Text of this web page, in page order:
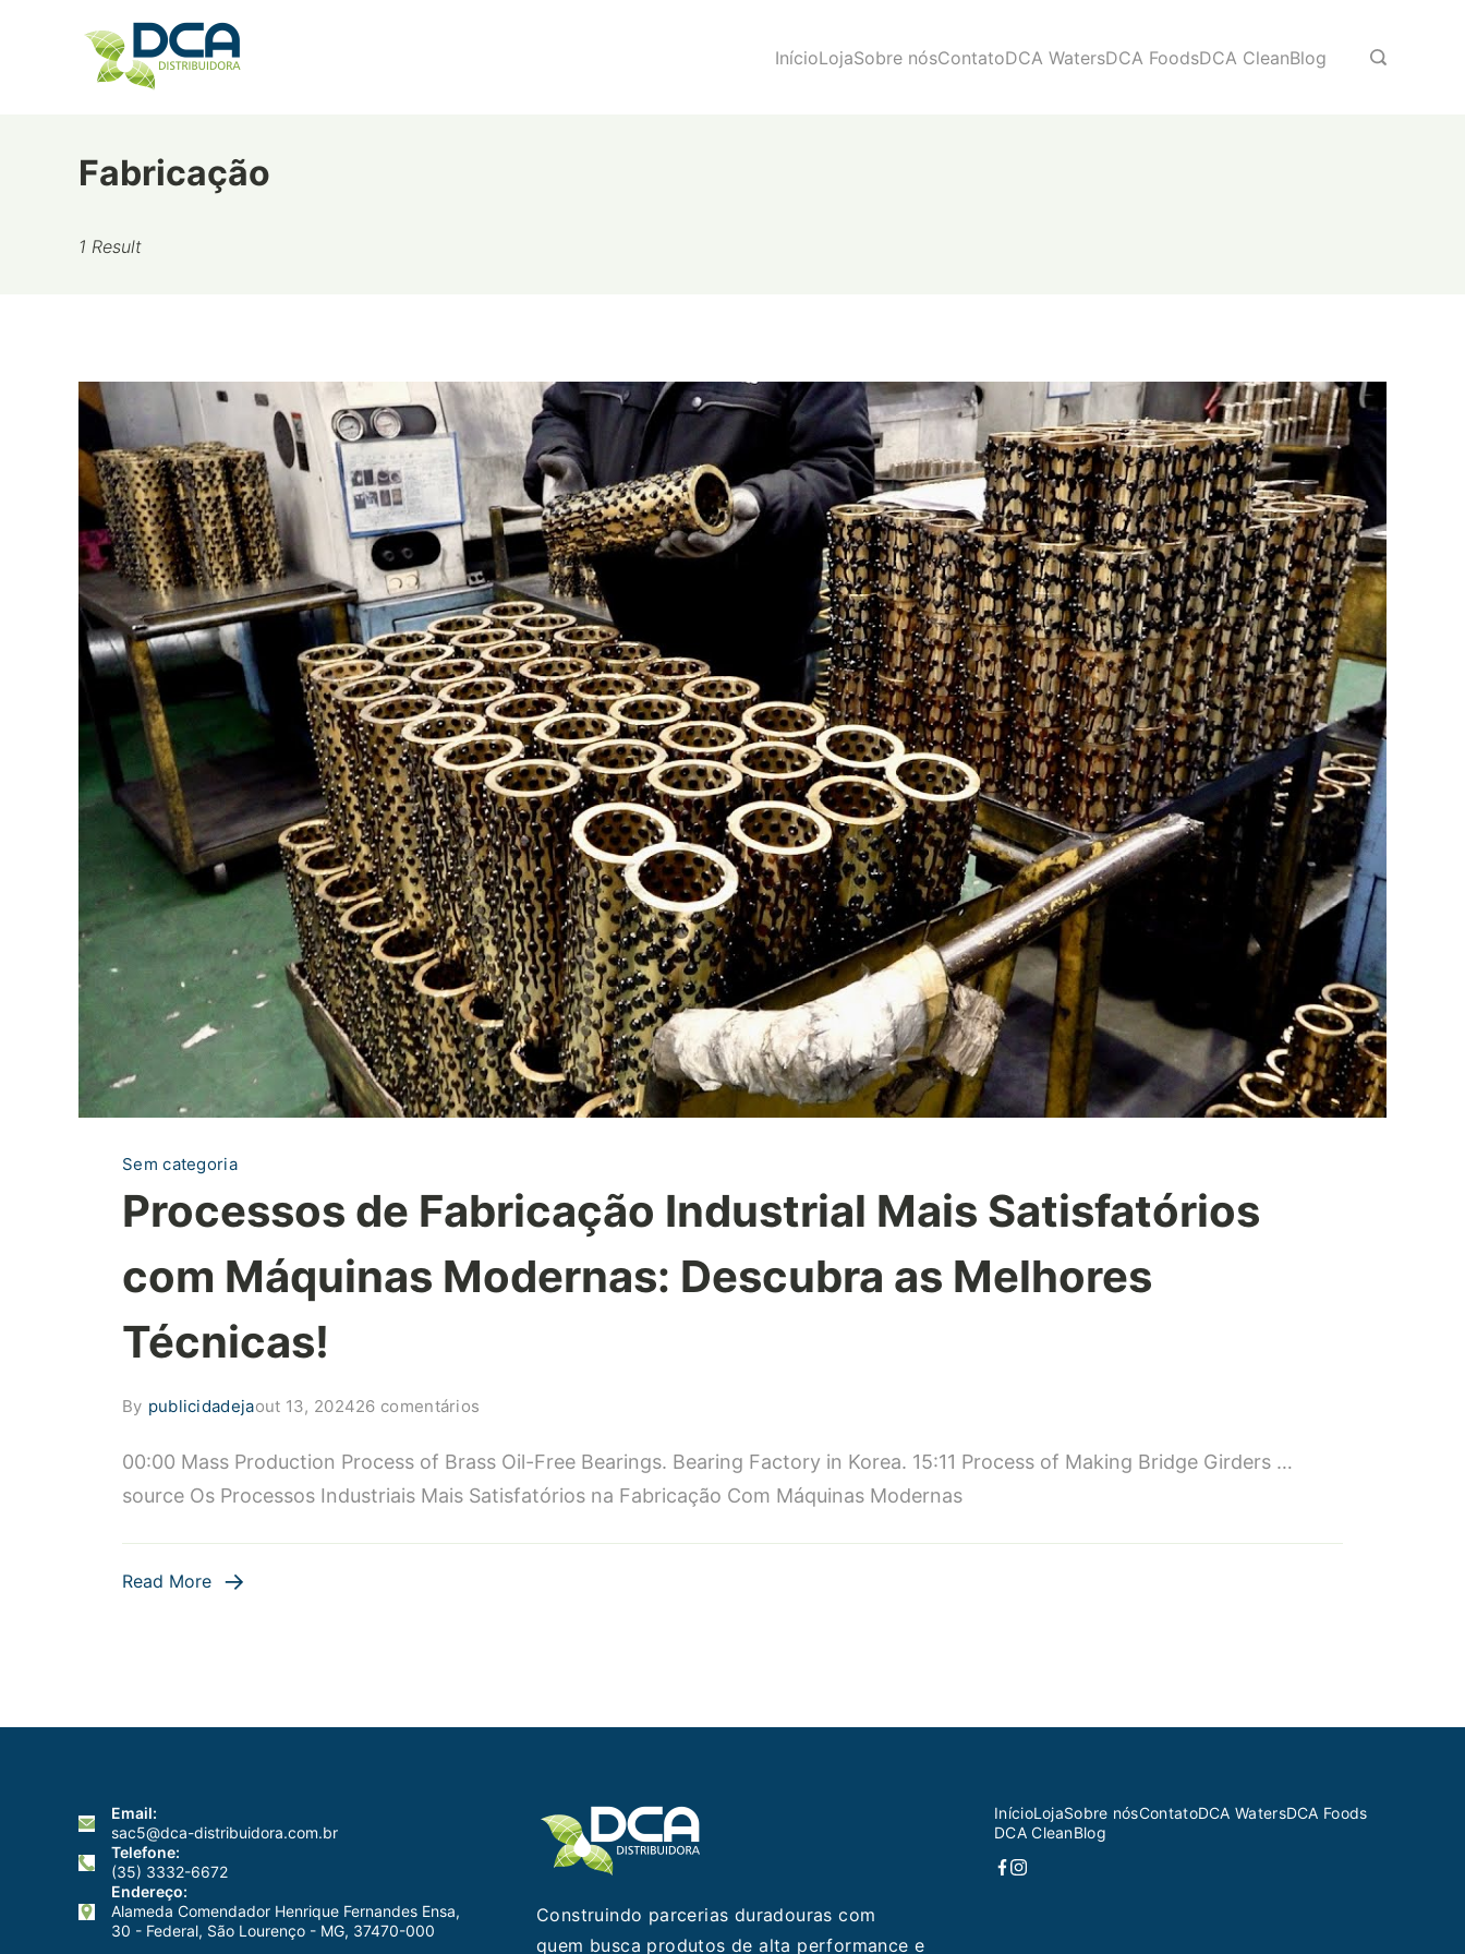
InícioLojaSobre nósContatoDCA WatersDCA FoodsDCA CleanBlog
Fabricação
1 Result
Sem categoria
Processos de Fabricação Industrial Mais Satisfatórios
com Máquinas Modernas: Descubra as Melhores
Técnicas!
By publicidadejaout 13, 202426 comentários
de
Fabricação
Mais
00:00 Mass Production Process of Brass Oil-Free Bearings. Bearing Factory in Korea. 15:11 Process of Making Bridge Girders …
source Os Processos Industriais Mais Satisfatórios na Fabricação Com Máquinas Modernas
Read More
Email:
sac5@dca-distribuidora.com.br
Telefone:
(35) 3332-6672
Endereço:
Alameda Comendador Henrique Fernandes Ensa,
30 - Federal, São Lourenço - MG, 37470-000
Construindo parcerias duradouras com
quem busca produtos de alta performance e
InícioLojaSobre nósContatoDCA WatersDCA Foods
DCA CleanBlog